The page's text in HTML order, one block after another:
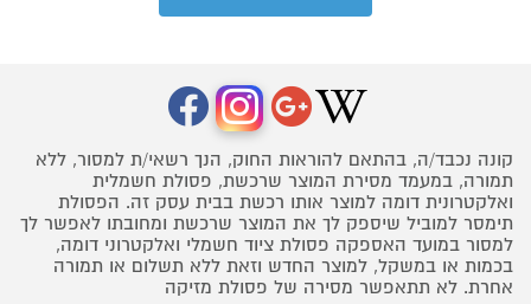
קונה נכבד/ה, בהתאם להוראות החוק, הנך רשאי/ת למסור, ללא
תמורה, במעמד מסירת המוצר שרכשת, פסולת חשמלית
ואלקטרונית דומה למוצר אותו רכשת בבית עסק זה. הפסולת
תימסר למוביל שיספק לך את המוצר שרכשת ומחובתו לאפשר לך
למסור במועד האספקה פסולת ציוד חשמלי ואלקטרוני דומה,
בכמות או במשקל, למוצר החדש וזאת ללא תשלום או תמורה
אחרת. לא תתאפשר מסירה של פסולת מזיקה